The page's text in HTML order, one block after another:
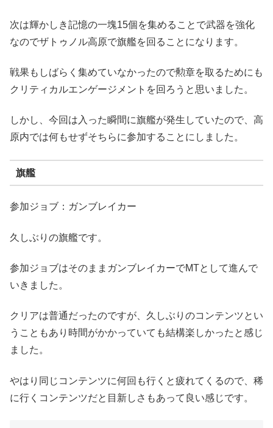
次は輝かしき記憶の一塊15個を集めることで武器を強化
なのでザトゥノル高原で旗艦を回ることになります。
戦果もしばらく集めていなかったので勲章を取るためにも
クリティカルエンゲージメントを回ろうと思いました。
しかし、今回は入った瞬間に旗艦が発生していたので、高
原内では何もせずそちらに参加することにしました。
旗艦
参加ジョブ：ガンブレイカー
久しぶりの旗艦です。
参加ジョブはそのままガンブレイカーでMTとして進んで
いきました。
クリアは普通だったのですが、久しぶりのコンテンツとい
うこともあり時間がかかっていても結構楽しかったと感じ
ました。
やはり同じコンテンツに何回も行くと疲れてくるので、稀
に行くコンテンツだと目新しさもあって良い感じです。